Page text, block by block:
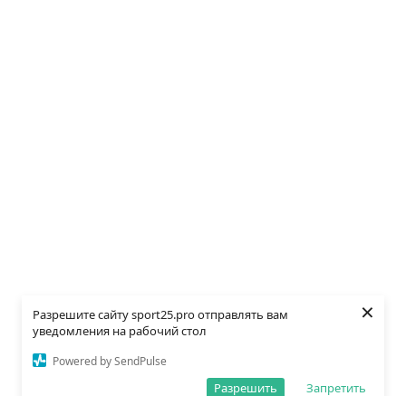
Разрешите сайту sport25.pro отправлять вам
уведомления на рабочий стол
Powered by SendPulse
Запретить
Разрешить
×